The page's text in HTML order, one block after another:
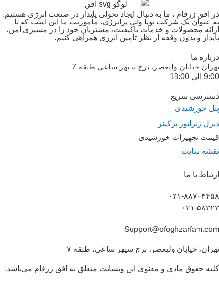
در افق زرفام ، ما به دنبال ایجاد تحولی پایدار در صنعت انرژی هستیم.
به عنوان یک شرکت نوپا ولی پرانرژی، مأموریت ما این است که با
ارائه محصولات و خدمات باکیفیت، مشتریان خود را در مسیری امن،
پایدار و بدون وقفه از نظر تأمین انرژی همراهی کنیم.
درباره ما
تهران خیابان ولیعصر، برج سپهر ساعی طبقه 7
9:00 الی 18:00
دسترسی سریع
پنل خورشیدی
دیزل ژنراتور پرکینز
قیمت تجهیزات خورشیدی
نقشه سایت
ارتباط با ما
۰۲۱-۸۸۷۰۴۴۵۸
۰۲۱-۵۸۳۲۳
Support@ofoghzarfam.com
تهران، خیابان ولیعصر، برج سپهر ساعی، طبقه ۷
کلیه حقوق مادی و معنوی این وبسایت متعلق به افق زرفام می‌باشد.